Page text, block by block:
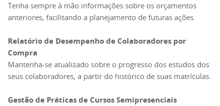
Tenha sempre à mão informações sobre os orçamentos
anteriores, facilitando a planejamento de futuras ações.
Relatório de Desempenho de Colaboradores por
Compra
Mantenha-se atualizado sobre o progresso dos estudos dos
seus colaboradores, a partir do histórico de suas matrículas.
Gestão de Práticas de Cursos Semipresenciais